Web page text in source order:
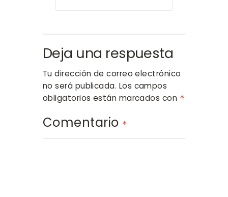
Deja una respuesta
Tu dirección de correo electrónico
no será publicada. Los campos
obligatorios están marcados con *
Comentario *